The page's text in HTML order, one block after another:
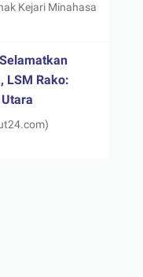
Kejari Minahasa
LSM Rako: